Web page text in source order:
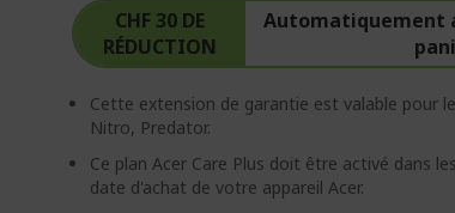
CHF 30 DE
RÉDUCTION
Automatiquement
Cette extension de garantie est valable pour
Nitro, Predator.
Ce plan Acer Care Plus doit être activé dans
date d'achat de votre appareil Acer.